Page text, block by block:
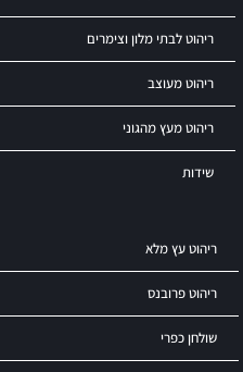
ריהוט לבתי מלון וצימרים
ריהוט מעוצב
ריהוט מעץ מהגוני
שידות
ריהוט עץ מלא
ריהוט פרובנס
שולחן כפרי